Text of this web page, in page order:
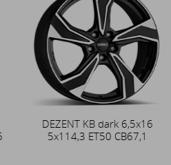
DEZENT KB dark 6,5x16
5x114,3 ET50 CB67,1
Duše 12x4 (4.00-4) kovový
zahnutý ventil TR87